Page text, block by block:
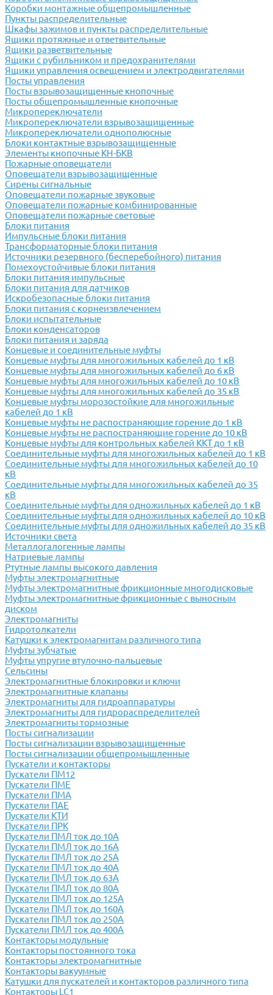
Коробки монтажные общепромышленные
Пункты распределительные
Шкафы зажимов и пункты распределительные
Ящики протяжные и ответвительные
Ящики разветвительные
Ящики с рубильником и предохранителями
Ящики управления освещением и электродвигателями
Посты управления
Посты взрывозащищенные кнопочные
Посты общепромышленные кнопочные
Микропереключатели
Микропереключатели взрывозащищенные
Микропереключатели однополюсные
Блоки контактные взрывозащищенные
Элементы кнопочные КН-БКВ
Пожарные оповещатели
Оповещатели взрывозащищенные
Сирены сигнальные
Оповещатели пожарные звуковые
Оповещатели пожарные комбинированные
Оповещатели пожарные световые
Блоки питания
Импульсные блоки питания
Трансформаторные блоки питания
Источники резервного (бесперебойного) питания
Помехоустойчивые блоки питания
Блоки питания импульсные
Блоки питания для датчиков
Искробезопасные блоки питания
Блоки питания с корнеизвлечением
Блоки испытательные
Блоки конденсаторов
Блоки питания и заряда
Концевые и соединительные муфты
Концевые муфты для многожильных кабелей до 1 кВ
Концевые муфты для многожильных кабелей до 6 кВ
Концевые муфты для многожильных кабелей до 10 кВ
Концевые муфты для многожильных кабелей до 35 кВ
Концевые муфты морозостойкие для многожильные
кабелей до 1 кВ
Концевые муфты не распостраняющие горение до 1 кВ
Концевые муфты не распостраняющие горение до 10 кВ
Концевые муфты для контрольных кабелей ККТ до 1 кВ
Соединительные муфты для многожильных кабелей до 1 кВ
Соединительные муфты для многожильных кабелей до 10
кВ
Соединительные муфты для многожильных кабелей до 35
кВ
Соединительные муфты для одножильных кабелей до 1 кВ
Соединительные муфты для одножильных кабелей до 10 кВ
Соединительные муфты для одножильных кабелей до 35 кВ
Источники света
Металлогалогенные лампы
Натриевые лампы
Ртутные лампы высокого давления
Муфты электромагнитные
Муфты электромагнитные фрикционные многодисковые
Муфты электромагнитные фрикционные с выносным
диском
Электромагниты
Гидротолкатели
Катушки к электромагнитам различного типа
Муфты зубчатые
Муфты упругие втулочно-пальцевые
Сельсины
Электромагнитные блокировки и ключи
Электромагнитные клапаны
Электромагниты для гидроаппаратуры
Электромагниты для гидрораспределителей
Электромагниты тормозные
Посты сигнализации
Посты сигнализации взрывозащищенные
Посты сигнализации общепромышленные
Пускатели и контакторы
Пускатели ПМ12
Пускатели ПМЕ
Пускатели ПМА
Пускатели ПАЕ
Пускатели КТИ
Пускатели ПРК
Пускатели ПМЛ ток до 10А
Пускатели ПМЛ ток до 16А
Пускатели ПМЛ ток до 25А
Пускатели ПМЛ ток до 40А
Пускатели ПМЛ ток до 63А
Пускатели ПМЛ ток до 80А
Пускатели ПМЛ ток до 125А
Пускатели ПМЛ ток до 160А
Пускатели ПМЛ ток до 250А
Пускатели ПМЛ ток до 400А
Контакторы модульные
Контакторы постоянного тока
Контакторы электромагнитные
Контакторы вакуумные
Катушки для пускателей и контакторов различного типа
Контакторы LC1